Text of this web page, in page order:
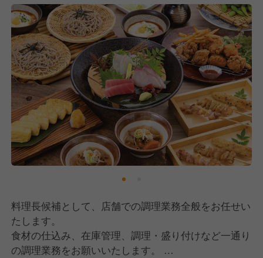
い、スタッフ採用を人事部門でやってみたい。全てあ
りです。
スタッフ一人ひとりの個性を活かし、自分のミライを
自ら創り出すことが実現できるので、あなたらしい理
想の環境が見つかるはずです！
料理長候補として、店舗での調理業務全般をお任せい
たします。
食材の仕込み、在庫管理、調理・盛り付けなど一通り
の調理業務をお願いいたします。